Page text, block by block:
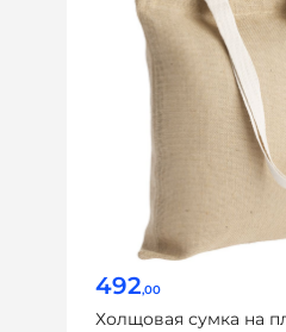
492,00
Холщовая сумка на